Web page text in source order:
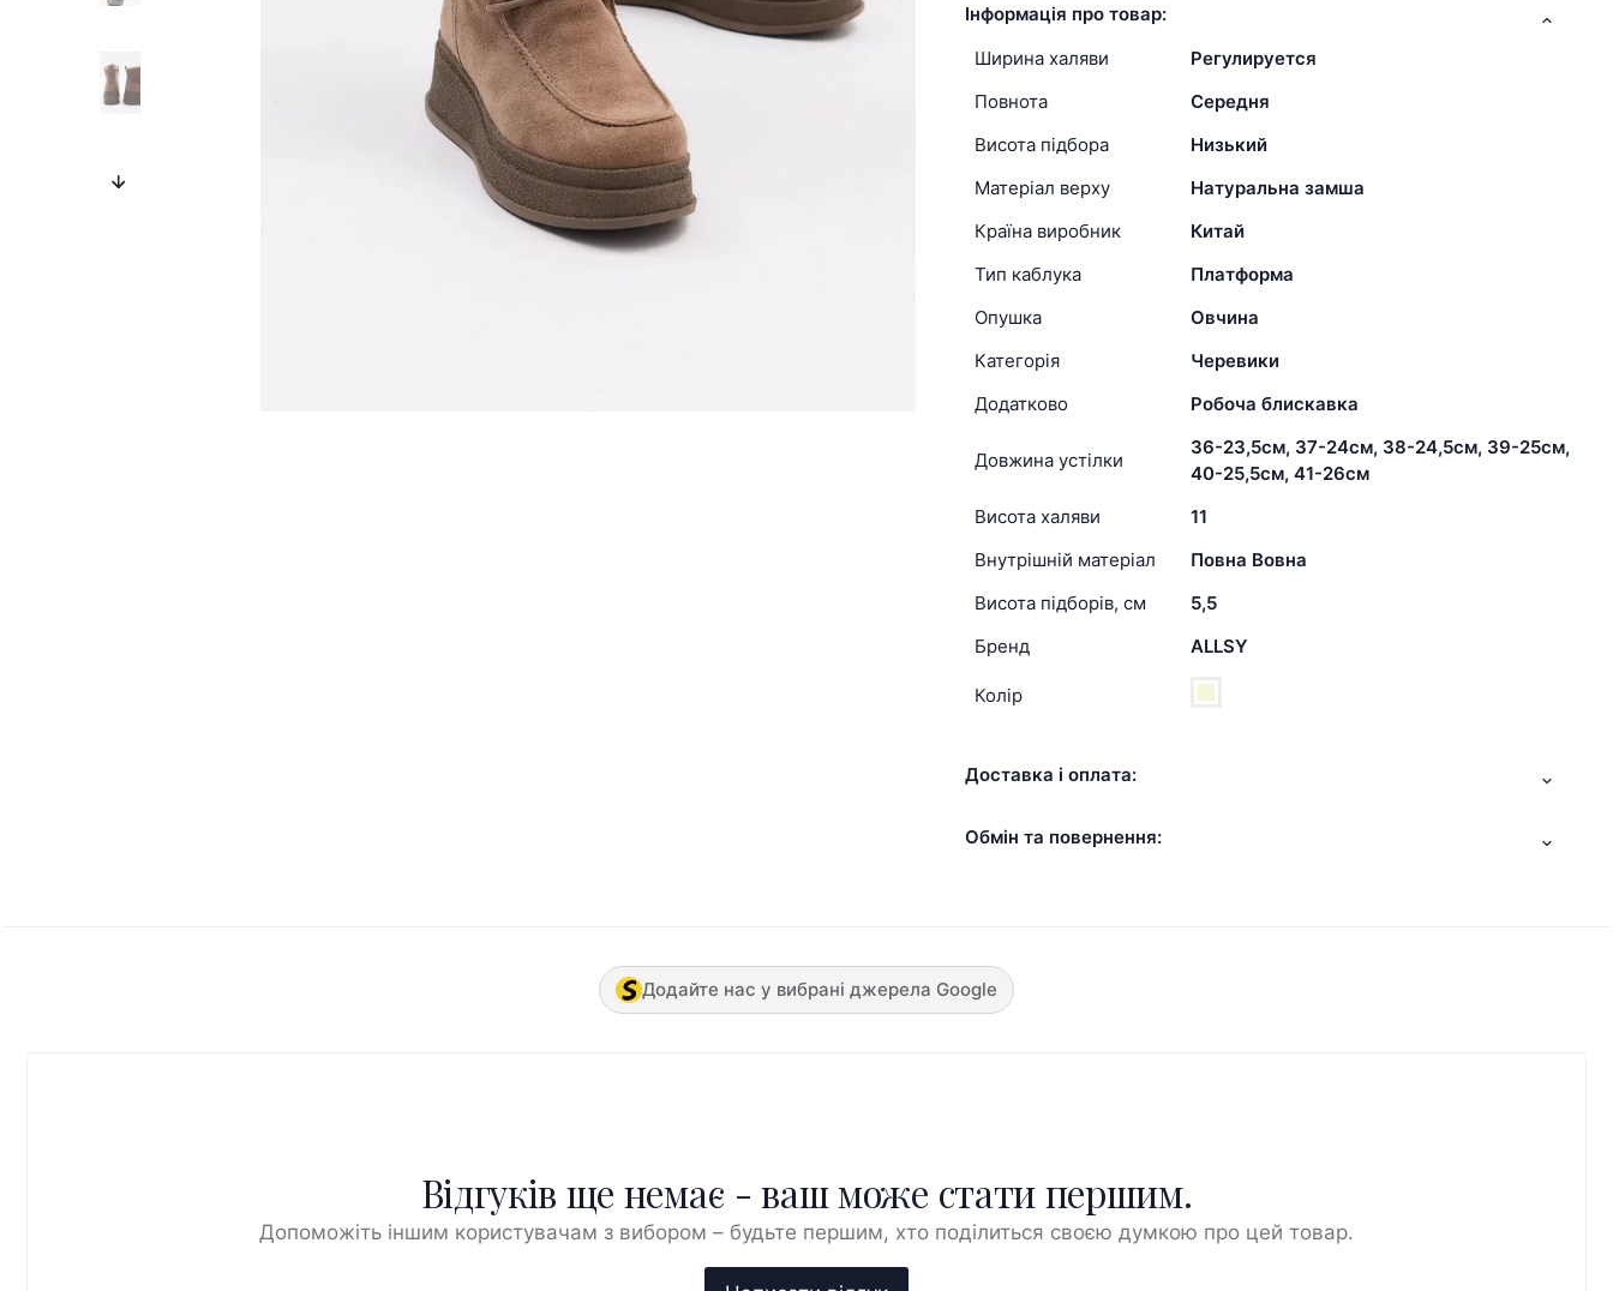
Інформація про товар:
Ширина халяви
Регулируется
Повнота
Середня
Висота підбора
Низький
Матеріал верху
Натуральна замша
Країна виробник
Китай
Тип каблука
Платформа
Опушка
Овчина
Категорія
Черевики
Додатково
Робоча блискавка
Довжина устілки
36-23,5см, 37-24см, 38-24,5см, 39-25см,
40-25,5см, 41-26см
Висота халяви
11
Внутрішній матеріал
Повна Вовна
Висота підборів, см
5,5
Бренд
ALLSY
Колір
Доставка і оплата:
Обмін та повернення:
Додайте нас у вибрані джерела Google
Відгуків ще немає - ваш може стати першим.
Допоможіть іншим користувачам з вибором – будьте першим, хто поділиться своєю думкою про цей товар.